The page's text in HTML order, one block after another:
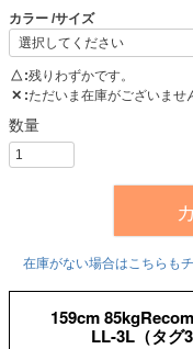
カラー サイズ
△ 残りわずかです。
✕ ただいま在庫がございませ
在庫がない場合はこちらも
159cm
LL-3L（タグ